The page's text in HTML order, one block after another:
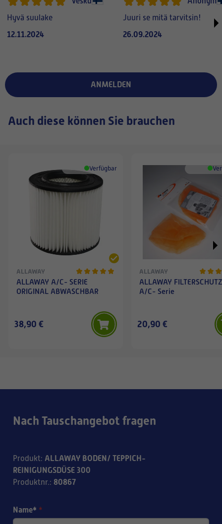
Hyvä suulake
12.11.2024
Juuri se mitä tarvitsin!
26.09.2024
ANMELDEN
Auch diese können Sie brauchen
Verfügbar
ALLAWAY
ALLAWAY A/C- SERIE
ORIGINAL ABWASCHBAR
38,90 €
ALLAWAY
ALLAWAY
A/C- Serie
20,90 €
Nach Tauschangebot fragen
Produkt: ALLAWAY BODEN/ TEPPICH-
REINIGUNGSDÜSE 300
Produktnr.: 80867
Name* *